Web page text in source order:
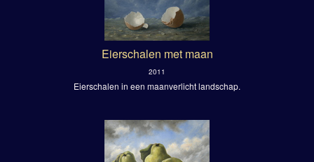
Eierschalen met maan
2011
Eierschalen in een maanverlicht landschap.